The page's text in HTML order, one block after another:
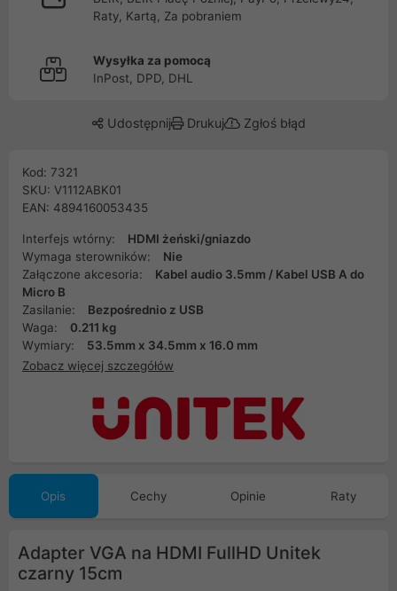
Raty, Kartą, Za pobraniem
Wysyłka za pomocą
InPost, DPD, DHL
Udostępnij Drukuj Zgłoś błąd
Kod: 7321
SKU: V1112ABK01
EAN: 4894160053435
Interfejs wtórny:
HDMI żeński/gniazdo
Wymaga sterowników:
Nie
Załączone akcesoria:
Kabel audio 3.5mm / Kabel USB A do
Micro B
Zasilanie:
Bezpośrednio z USB
Waga:
0.211 kg
Wymiary:
53.5mm x 34.5mm x 16.0 mm
Zobacz więcej szczegółów
Opis Cechy Opinie Raty
Adapter VGA na HDMI FullHD Unitek
czarny 15cm